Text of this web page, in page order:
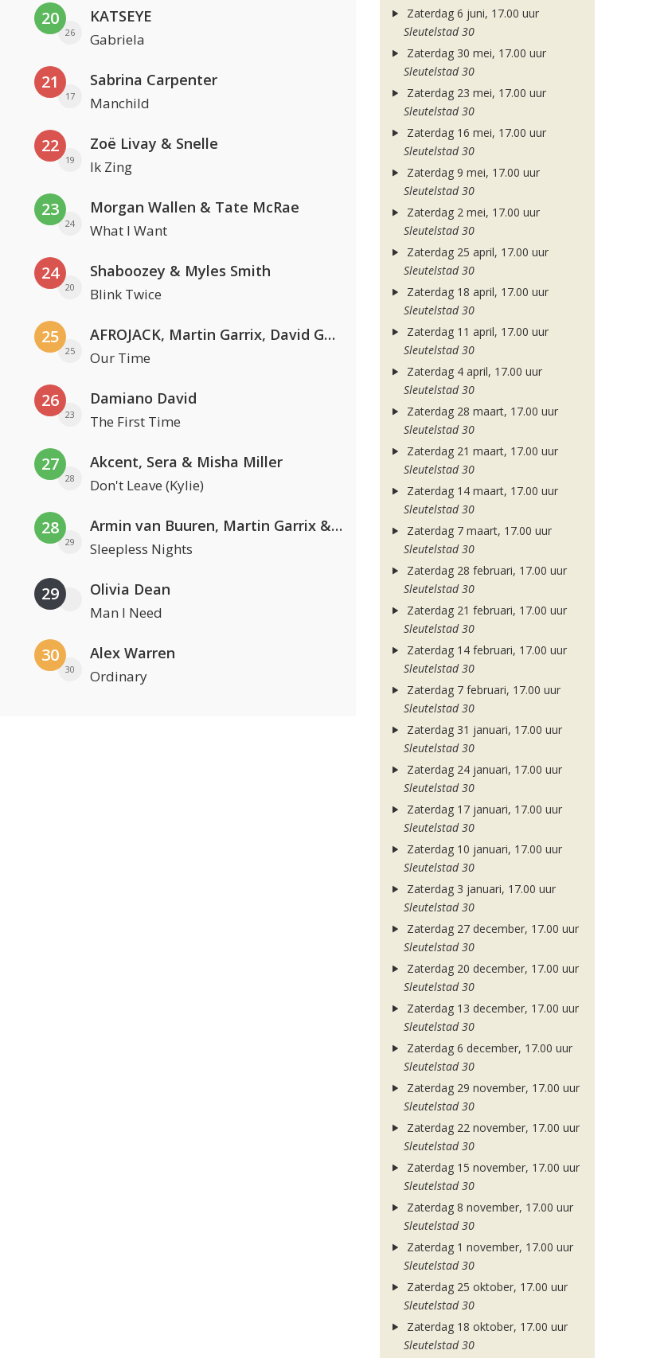
20
26
KATSEYE
Gabriela
21
17
Sabrina Carpenter
Manchild
22
19
Zoë Livay & Snelle
Ik Zing
23
24
Morgan Wallen & Tate McRae
What I Want
24
20
Shaboozey & Myles Smith
Blink Twice
25
25
AFROJACK, Martin Garrix, David Guetta & Amél
Our Time
26
23
Damiano David
The First Time
27
28
Akcent, Sera & Misha Miller
Don't Leave (Kylie)
28
29
Armin van Buuren, Martin Garrix & Libby Whitehouse
Sleepless Nights
29 Olivia Dean
Man I Need
30
30
Alex Warren
Ordinary
Zaterdag 6 juni, 17.00 uur
Sleutelstad 30
Zaterdag 30 mei, 17.00 uur
Sleutelstad 30
Zaterdag 23 mei, 17.00 uur
Sleutelstad 30
Zaterdag 16 mei, 17.00 uur
Sleutelstad 30
Zaterdag 9 mei, 17.00 uur
Sleutelstad 30
Zaterdag 2 mei, 17.00 uur
Sleutelstad 30
Zaterdag 25 april, 17.00 uur
Sleutelstad 30
Zaterdag 18 april, 17.00 uur
Sleutelstad 30
Zaterdag 11 april, 17.00 uur
Sleutelstad 30
Zaterdag 4 april, 17.00 uur
Sleutelstad 30
Zaterdag 28 maart, 17.00 uur
Sleutelstad 30
Zaterdag 21 maart, 17.00 uur
Sleutelstad 30
Zaterdag 14 maart, 17.00 uur
Sleutelstad 30
Zaterdag 7 maart, 17.00 uur
Sleutelstad 30
Zaterdag 28 februari, 17.00 uur
Sleutelstad 30
Zaterdag 21 februari, 17.00 uur
Sleutelstad 30
Zaterdag 14 februari, 17.00 uur
Sleutelstad 30
Zaterdag 7 februari, 17.00 uur
Sleutelstad 30
Zaterdag 31 januari, 17.00 uur
Sleutelstad 30
Zaterdag 24 januari, 17.00 uur
Sleutelstad 30
Zaterdag 17 januari, 17.00 uur
Sleutelstad 30
Zaterdag 10 januari, 17.00 uur
Sleutelstad 30
Zaterdag 3 januari, 17.00 uur
Sleutelstad 30
Zaterdag 27 december, 17.00 uur
Sleutelstad 30
Zaterdag 20 december, 17.00 uur
Sleutelstad 30
Zaterdag 13 december, 17.00 uur
Sleutelstad 30
Zaterdag 6 december, 17.00 uur
Sleutelstad 30
Zaterdag 29 november, 17.00 uur
Sleutelstad 30
Zaterdag 22 november, 17.00 uur
Sleutelstad 30
Zaterdag 15 november, 17.00 uur
Sleutelstad 30
Zaterdag 8 november, 17.00 uur
Sleutelstad 30
Zaterdag 1 november, 17.00 uur
Sleutelstad 30
Zaterdag 25 oktober, 17.00 uur
Sleutelstad 30
Zaterdag 18 oktober, 17.00 uur
Sleutelstad 30